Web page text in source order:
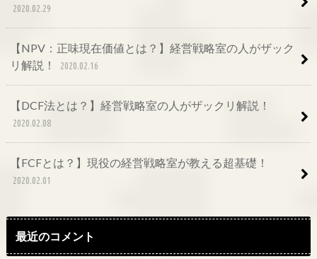
2020.02.29
【NPV：正味現在価値とは？】経営戦略室の人がザック
リ解説！
2020.02.16
【DCF法とは？】経営戦略室の人がザックリ解説！
2020.02.08
【FCFとは？】現役の経営戦略室が教える超基礎！
2020.02.01
最近のコメント